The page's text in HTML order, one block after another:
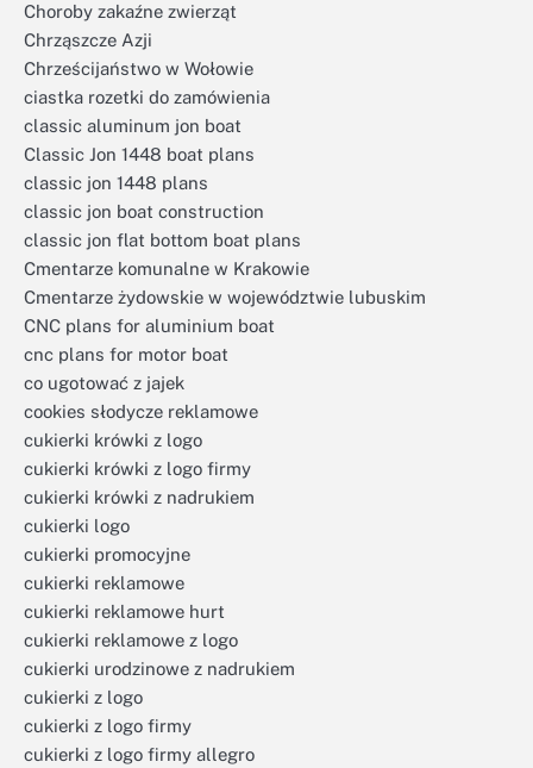
Choroby zakaźne zwierząt
Chrząszcze Azji
Chrześcijaństwo w Wołowie
ciastka rozetki do zamówienia
classic aluminum jon boat
Classic Jon 1448 boat plans
classic jon 1448 plans
classic jon boat construction
classic jon flat bottom boat plans
Cmentarze komunalne w Krakowie
Cmentarze żydowskie w województwie lubuskim
CNC plans for aluminium boat
cnc plans for motor boat
co ugotować z jajek
cookies słodycze reklamowe
cukierki krówki z logo
cukierki krówki z logo firmy
cukierki krówki z nadrukiem
cukierki logo
cukierki promocyjne
cukierki reklamowe
cukierki reklamowe hurt
cukierki reklamowe z logo
cukierki urodzinowe z nadrukiem
cukierki z logo
cukierki z logo firmy
cukierki z logo firmy allegro